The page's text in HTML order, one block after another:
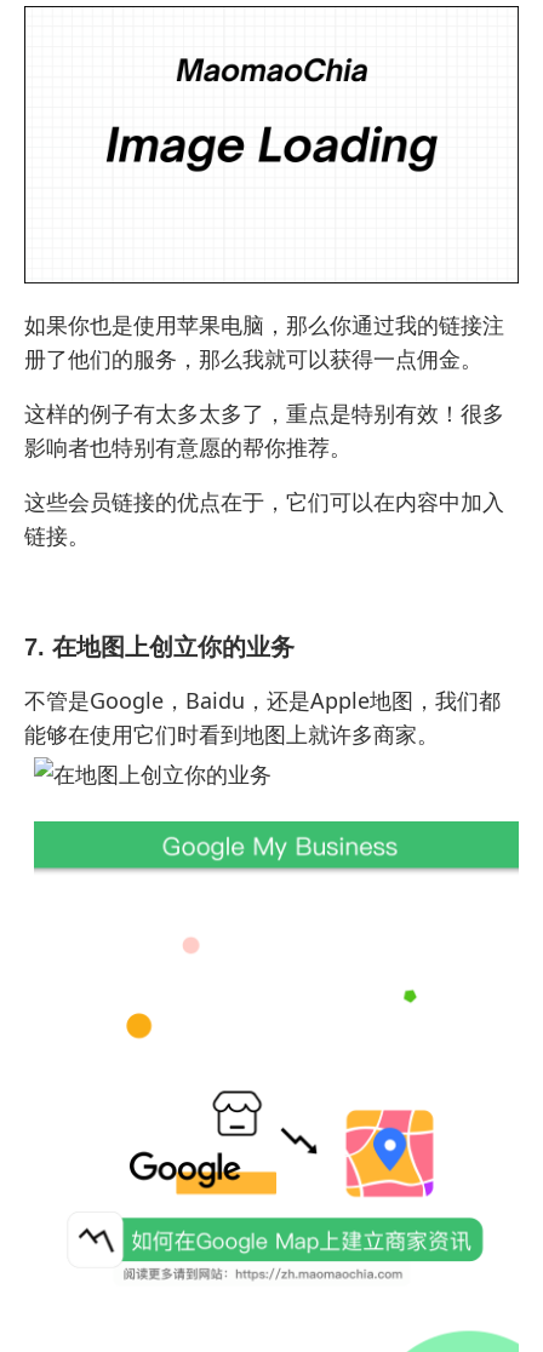
如果你也是使用苹果电脑，那么你通过我的链接注
册了他们的服务，那么我就可以获得一点佣金。
这样的例子有太多太多了，重点是特别有效！很多
影响者也特别有意愿的帮你推荐。
这些会员链接的优点在于，它们可以在内容中加入
链接。
7. 在地图上创立你的业务
不管是Google，Baidu，还是Apple地图，我们都
能够在使用它们时看到地图上就许多商家。